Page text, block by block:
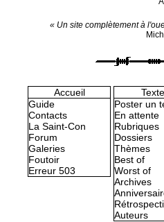
« Un site complètement à
Accueil
Guide
Contacts
La Saint-Con
Forum
Galeries
Foutoir
Erreur 503
Poster un
En attente
Rubriques
Dossiers
Thèmes
Best of
Worst of
Archives
Auteurs